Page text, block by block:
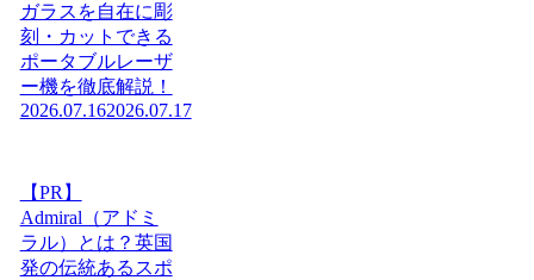
ガラスを自在に彫
刻・カットできる
ポータブルレーザ
ー機を徹底解説！
2026.07.162026.07.17
【PR】
Admiral（アドミ
ラル）とは？英国
発の伝統あるスポ